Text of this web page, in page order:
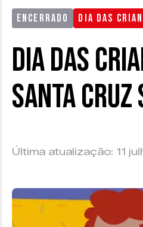
ENCERRADO DIA DAS
Dia das
Santa Cruz
Última atualização: 11